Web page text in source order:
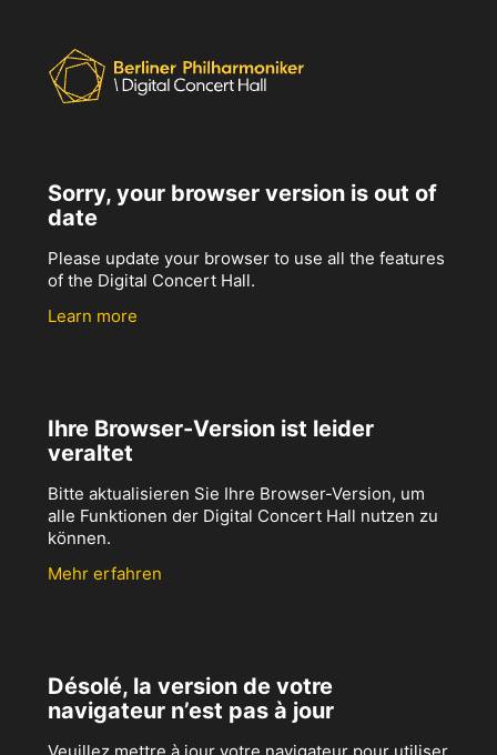
Sorry, your browser version is out of
date
Please update your browser to use all the features
of the Digital Concert Hall.
Learn more
Ihre Browser-Version ist leider
veraltet
Bitte aktualisieren Sie Ihre Browser-Version, um
alle Funktionen der Digital Concert Hall nutzen zu
können.
Mehr erfahren
Désolé, la version de votre
navigateur n’est pas à jour